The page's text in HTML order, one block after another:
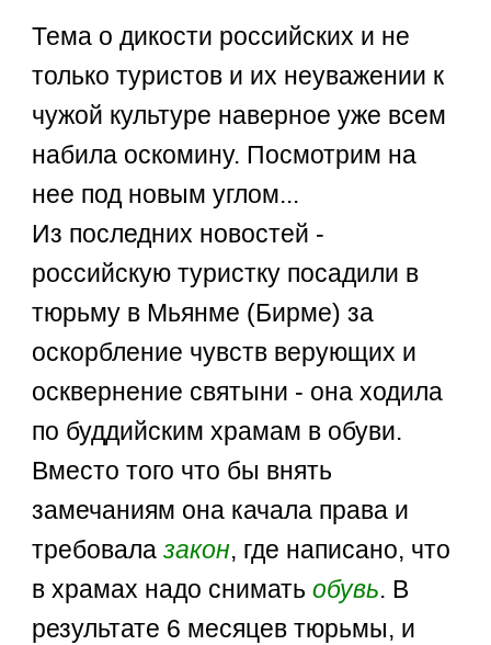
Тема о дикости российских и не
только туристов и их неуважении к
чужой культуре наверное уже всем
набила оскомину. Посмотрим на
нее под новым углом...
Из последних новостей -
российскую туристку посадили в
тюрьму в Мьянме (Бирме) за
оскорбление чувств верующих и
осквернение святыни - она ходила
по буддийским храмам в обуви.
Вместо того что бы внять
замечаниям она качала права и
требовалазакон, где написано, что
в храмах надо сниматьобувь. В
результате 6 месяцев тюрьмы, и